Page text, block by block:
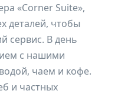
«Corner Suite»,
деталей, чтобы
сервис. В день
с нашими
чаем и кофе.
и частных